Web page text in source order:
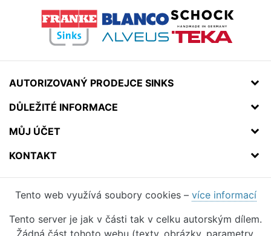
AUTORIZOVANÝ PRODEJCE SINKS
DŮLEŽITÉ INFORMACE
MŮJ ÚČET
KONTAKT
Tento web využívá soubory cookies – více informací
Tento server je jak v části tak v celku autorským dílem.